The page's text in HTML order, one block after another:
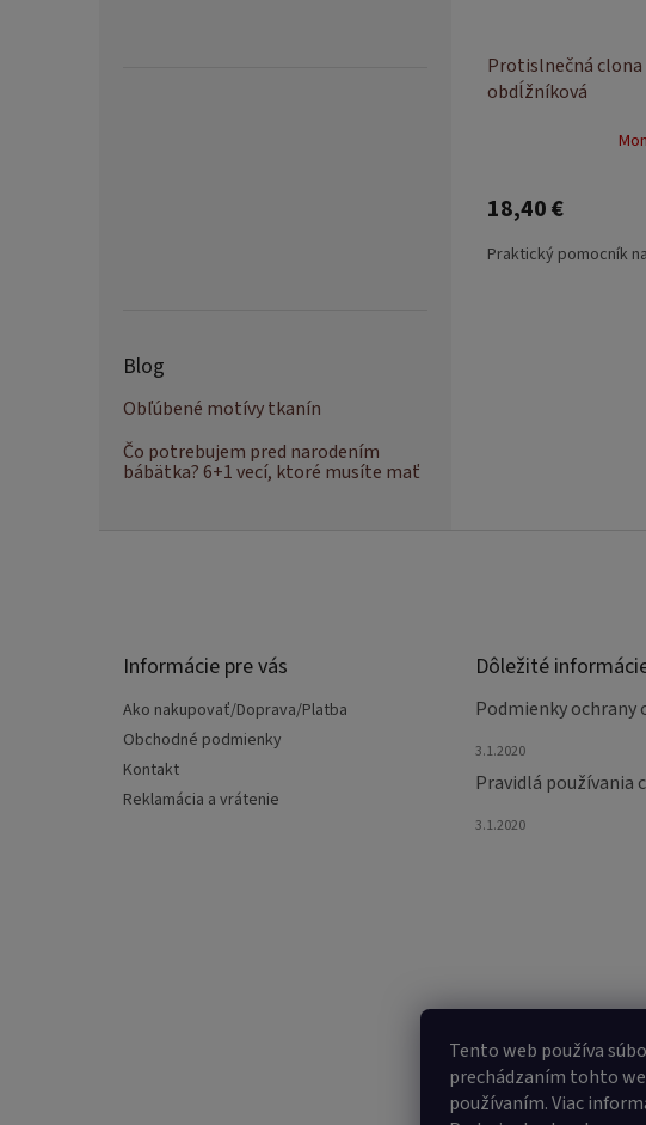
Tento web používa
prechádzaním tohto
používaním. Viac
Blog
Obľúbené motívy tkanín
Čo potrebujem pred narodením
bábätka? 6+1 vecí, ktoré musíte mať
Protislnečná
obdĺžníková
18,40 €
Praktický pomocník
Informácie pre vás
Ako nakupovať/Doprava/Platba
Obchodné podmienky
Kontakt
Reklamácia a vrátenie
Dôležité
Podmienky ochrany
3.1.2020
Pravidlá používania
3.1.2020